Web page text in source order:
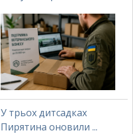
У трьох дитсадках
Пирятина оновили ...